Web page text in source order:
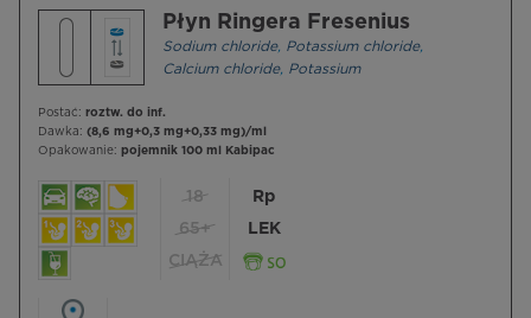
Płyn Ringera Fresenius
Sodium chloride, Potassium chloride,
Calcium chloride, Potassium
Postać: roztw. do inf.
Dawka: (8,6 mg+0,3 mg+0,33 mg)/ml
Opakowanie: pojemnik 100 ml Kabipac
18
65+
CIĄŻA
Rp
LEK